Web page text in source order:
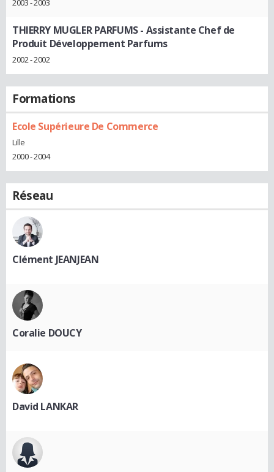
2003 - 2003
THIERRY MUGLER PARFUMS- Assistante Chef de
Produit Développement Parfums
2002 - 2002
Formations
Ecole Supérieure De Commerce
Lille
2000 - 2004
Réseau
Clément JEANJEAN
Coralie DOUCY
David LANKAR